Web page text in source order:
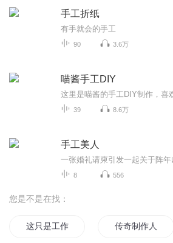
手工折纸
有手就会的手工
90 3.6万
喵酱手工DIY
39 8.6万
手工美人
8 556
您是不是在找：
这只是工作 传奇制作人